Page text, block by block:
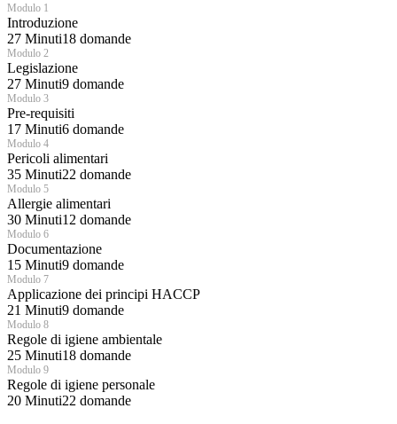
Modulo 1
Introduzione
27 Minuti18 domande
Modulo 2
Legislazione
27 Minuti9 domande
Modulo 3
Pre-requisiti
17 Minuti6 domande
Modulo 4
Pericoli alimentari
35 Minuti22 domande
Modulo 5
Allergie alimentari
30 Minuti12 domande
Modulo 6
Documentazione
15 Minuti9 domande
Modulo 7
Applicazione dei principi HACCP
21 Minuti9 domande
Modulo 8
Regole di igiene ambientale
25 Minuti18 domande
Modulo 9
Regole di igiene personale
20 Minuti22 domande